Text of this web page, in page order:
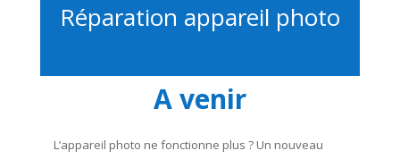
Réparation appareil photo
A venir
L’appareil photo ne fonctionne plus ? Un nouveau